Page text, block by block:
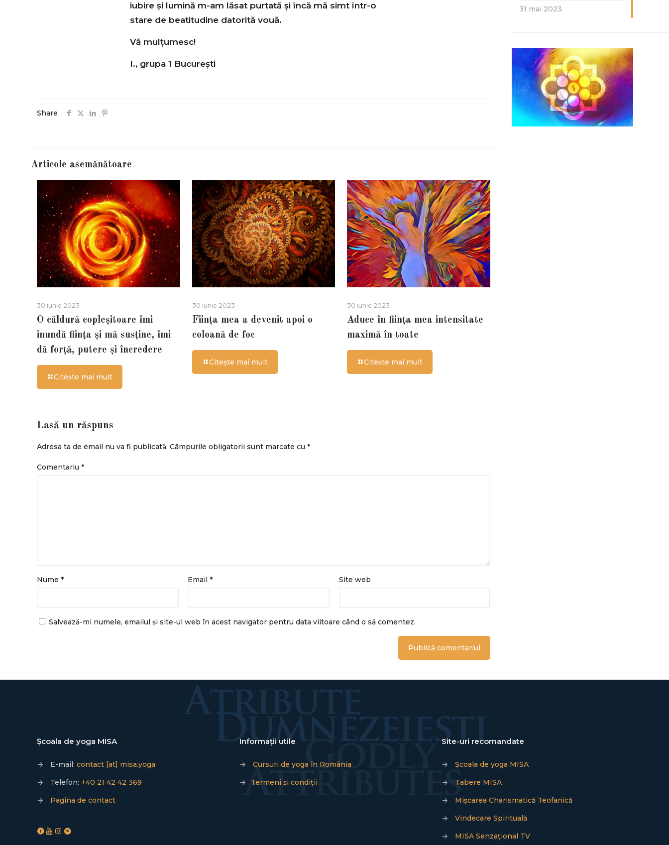
iubire şi lumină m-am lăsat purtată şi încă mă simt într-o
stare de beatitudine datorită vouă.
Vă mulțumesc!
I., grupa 1 Bucureşti
Share
Articole asemănătoare
30 iunie 2023
O căldură copleșitoare îmi
inundă ființa și mă susține, îmi
dă forță, putere și încredere
Citește mai mult
30 iunie 2023
Ființa mea a devenit apoi o
coloană de foc
Citește mai mult
30 iunie 2023
Aduce în ființa mea intensitate
maximă în toate
Citește mai mult
Lasă un răspuns
Adresa ta de email nu va fi publicată. Câmpurile obligatorii sunt marcate cu *
Comentariu *
Nume * Email* Site web
Salvează-mi numele, emailul și site-ul web în acest navigator pentru data viitoare când o să comentez.
31 mai 2023
Școala de yoga MISA
→ E-mail: contact [at] misa.yoga
→
Telefon: +40 21 42 42 369
→
Pagina de contact
Informații utile
→
Cursuri de yoga în România
→
Termeni și condiții
Site-uri recomandate
→
Școala de yoga MISA
→
Tabere MISA
→
Mișcarea Charismatică Teofanică
→
Vindecare Spirituală
→
MISA Senzațional TV